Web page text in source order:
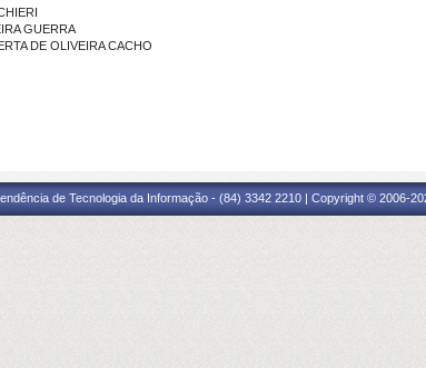
GUERRA
DE OLIVEIRA CACHO
de Tecnologia da Informação - (84) 3342 2210 | Copyright © 2006-